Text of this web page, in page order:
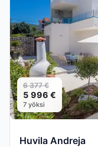
6 377 €
5 996 €
7 yöksi
Huvila Andreja